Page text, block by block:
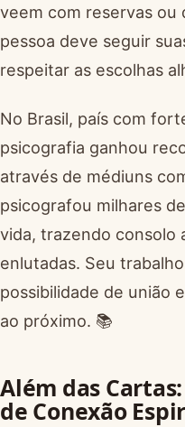
veem com reservas ou
pessoa deve seguir
respeitar as escolhas
No Brasil, país com
psicografia ganhou
através de médiuns
psicografou milhares
vida, trazendo consolo
enlutadas. Seu
possibilidade de união
ao próximo. 📚
Além das
de Conexão